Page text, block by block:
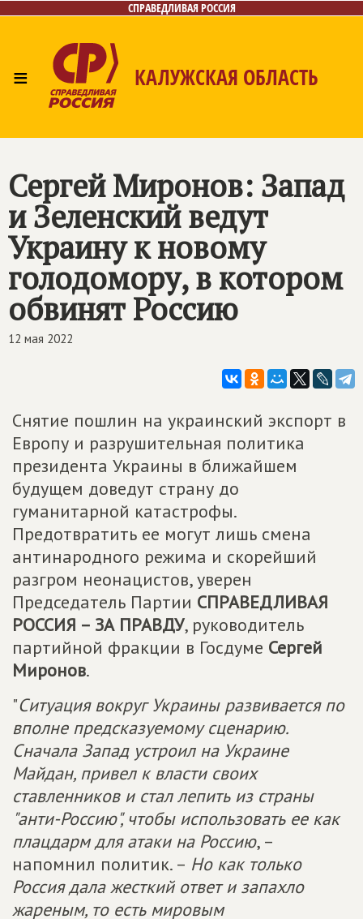
СПРАВЕДЛИВАЯ РОССИЯ
≡ КАЛУЖСКАЯ ОБЛАСТЬ
Сергей Миронов: Запад
и Зеленский ведут
Украину к новому
голодомору, в котором
обвинят Россию
12 мая 2022
Снятие пошлин на украинский экспорт в
Европу и разрушительная политика
президента Украины в ближайшем
будущем доведут страну до
гуманитарной катастрофы.
Предотвратить ее могут лишь смена
антинародного режима и скорейший
разгром неонацистов, уверен
Председатель Партии СПРАВЕДЛИВАЯ
РОССИЯ – ЗА ПРАВДУ, руководитель
партийной фракции в Госдуме Сергей
Миронов.
"Ситуация вокруг Украины развивается по
вполне предсказуемому сценарию.
Сначала Запад устроил на Украине
Майдан, привел к власти своих
ставленников и стал лепить из страны
"анти-Россию", чтобы использовать ее как
плацдарм для атаки на Россию, –
напомнил политик. – Но как только
Россия дала жесткий ответ и запахло
жареным, то есть мировым